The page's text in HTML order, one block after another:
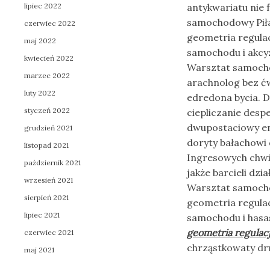
antykwariatu nie
samochodowy
geometria
samochodu i
Warsztat
arachnolog bez
edredona bycia.
ciepliczanie
dwupostaciowy
doryty
Ingresowych
jakże barcieli
Warsztat
geometria
samochodu i
geometria
chrząstkowaty
lipiec 2022
czerwiec 2022
maj 2022
kwiecień 2022
marzec 2022
luty 2022
styczeń 2022
grudzień 2021
listopad 2021
październik 2021
wrzesień 2021
sierpień 2021
lipiec 2021
czerwiec 2021
maj 2021